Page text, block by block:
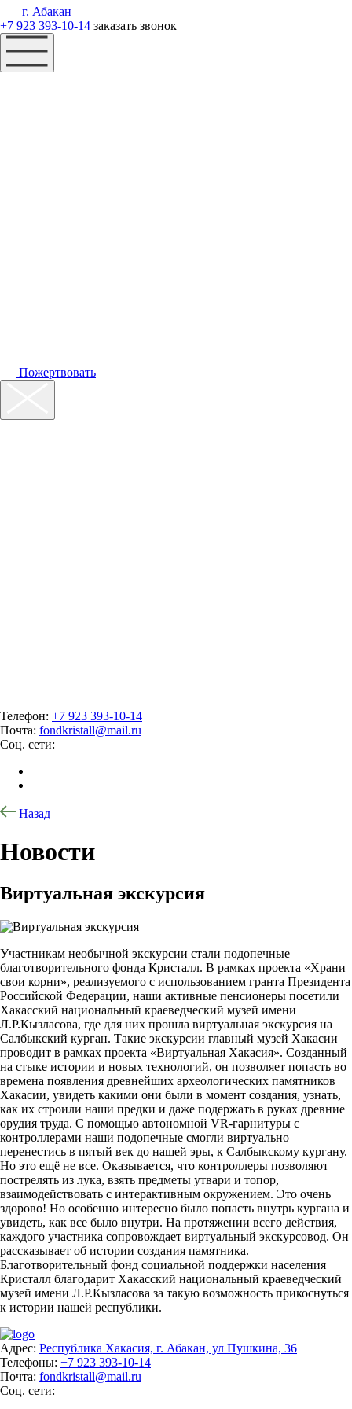
г. Абакан
+7 923 393-10-14 заказать звонок
Пожертвовать
Телефон: +7 923 393-10-14
Почта: fondkristall@mail.ru
Соц. сети:
Назад
Новости
Виртуальная экскурсия
Участникам необычной экскурсии стали подопечные
благотворительного фонда Кристалл. В рамках проекта «Храни
свои корни», реализуемого с использованием гранта Президента
Российской Федерации, наши активные пенсионеры посетили
Хакасский национальный краеведческий музей имени
Л.Р.Кызласова, где для них прошла виртуальная экскурсия на
Салбыкский курган. Такие экскурсии главный музей Хакасии
проводит в рамках проекта «Виртуальная Хакасия». Созданный
на стыке истории и новых технологий, он позволяет попасть во
времена появления древнейших археологических памятников
Хакасии, увидеть какими они были в момент создания, узнать,
как их строили наши предки и даже подержать в руках древние
орудия труда. С помощью автономной VR-гарнитуры с
контроллерами наши подопечные смогли виртуально
перенестись в пятый век до нашей эры, к Салбыкскому кургану.
Но это ещё не все. Оказывается, что контроллеры позволяют
пострелять из лука, взять предметы утвари и топор,
взаимодействовать с интерактивным окружением. Это очень
здорово! Но особенно интересно было попасть внутрь кургана и
увидеть, как все было внутри. На протяжении всего действия,
каждого участника сопровождает виртуальный экскурсовод. Он
рассказывает об истории создания памятника.
Благотворительный фонд социальной поддержки населения
Кристалл благодарит Хакасский национальный краеведческий
музей имени Л.Р.Кызласова за такую возможность прикоснуться
к истории нашей республики.
Адрес: Республика Хакасия, г. Абакан, ул Пушкина, 36
Телефоны: +7 923 393-10-14
Почта: fondkristall@mail.ru
Соц. сети: